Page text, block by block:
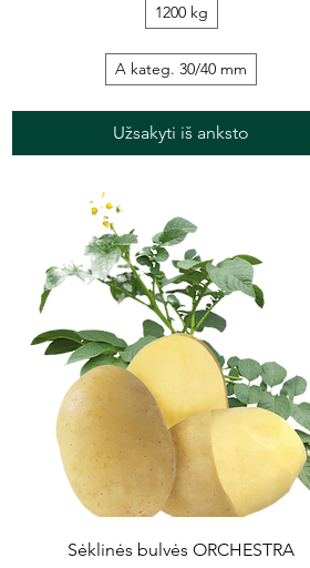
1200 kg
A kateg. 30/40 mm
Užsakyti iš anksto
Greita peržiūra
Sėklinės bulvės ORCHESTRA